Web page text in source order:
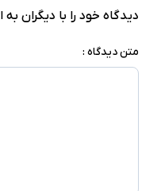
دیدگاه خود را با دیگران به
متن دیدگاه :